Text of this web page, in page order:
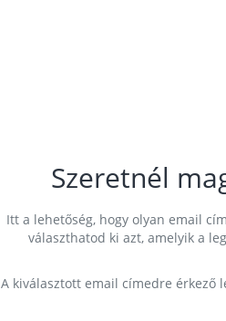
Szeretnél
Itt a lehetőség, hogy olyan email
választhatod ki azt, amelyik a
A kiválasztott email címedre érkező